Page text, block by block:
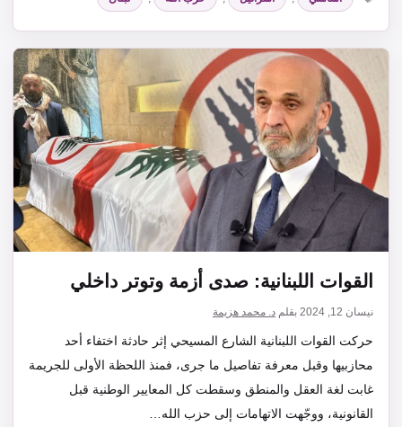
القوات اللبنانية: صدى أزمة وتوتر داخلي
نيسان 12, 2024 بقلم د. محمد هزيمة
حركت القوات اللبنانية الشارع المسيحي إثر حادثة اختفاء أحد
محازبيها وقبل معرفة تفاصيل ما جرى، فمنذ اللحظة الأولى للجريمة
غابت لغة العقل والمنطق وسقطت كل المعايير الوطنية قبل
القانونية، ووجّهت الاتهامات إلى حزب الله…